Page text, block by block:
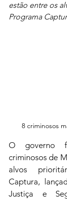
estão entre os
Programa
8 criminosos
O governo
criminosos de
alvos
Captura,
Justiça e